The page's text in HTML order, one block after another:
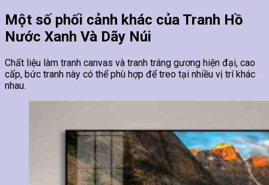
Một số phối cảnh khác của Tranh Hồ
Nước Xanh Và Dãy Núi
Chất liệu làm tranh canvas và tranh tráng gương hiện đại, cao
cấp, bức tranh này có thể phù hợp để treo tại nhiều vị trí khác
nhau.